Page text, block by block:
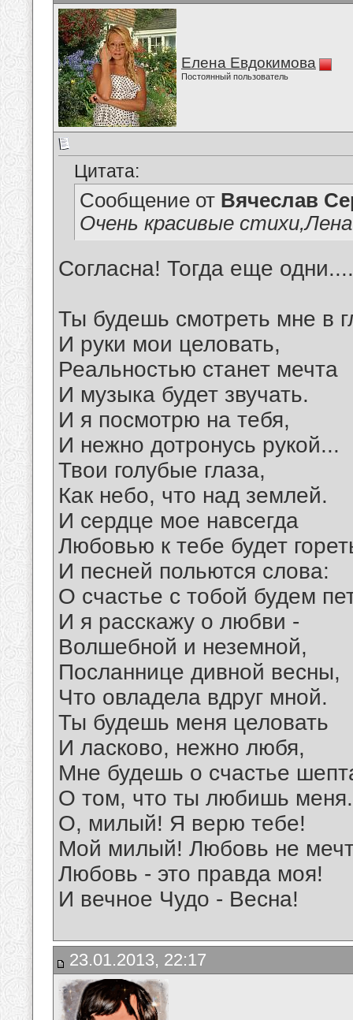
Елена Евдокимова
Постоянный пользователь
Цитата:
Сообщение от Вячеслав
Очень красивые
Согласна! Тогда еще одни....
Ты будешь смотреть мне в
И руки мои целовать,
Реальностью станет мечта
И музыка будет звучать.
И я посмотрю на тебя,
И нежно дотронусь рукой...
Твои голубые глаза,
Как небо, что над землей.
И сердце мое навсегда
Любовью к тебе будет
И песней польются слова:
О счастье с тобой будем
И я расскажу о любви -
Волшебной и неземной,
Посланнице дивной весны,
Что овладела вдруг мной.
Ты будешь меня целовать
И ласково, нежно любя,
Мне будешь о счастье
О том, что ты любишь меня.
О, милый! Я верю тебе!
Мой милый! Любовь не
Любовь - это правда моя!
И вечное Чудо - Весна!
23.01.2013, 22:17